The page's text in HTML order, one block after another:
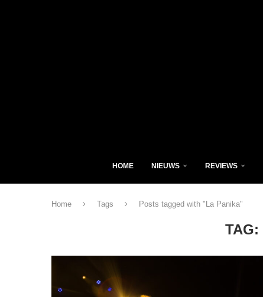
HOME NIEUWS REVIEWS
Home Tags Posts tagged with "La Panika"
TAG: